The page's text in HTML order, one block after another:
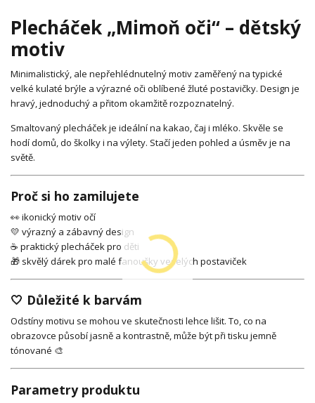
Plecháček „Mimoň oči“ – dětský
motiv
Minimalistický, ale nepřehlédnutelný motiv zaměřený na typické
velké kulaté brýle a výrazné oči oblíbené žluté postavičky. Design je
hravý, jednoduchý a přitom okamžitě rozpoznatelný.
Smaltovaný plecháček je ideální na kakao, čaj i mléko. Skvěle se
hodí domů, do školky i na výlety. Stačí jeden pohled a úsměv je na
světě.
Proč si ho zamilujete
👀 ikonický motiv očí
💛 výrazný a zábavný design
☕ praktický plecháček pro děti
🎁 skvělý dárek pro malé fanoušky veselých postaviček
🤍 Důležité k barvám
Odstíny motivu se mohou ve skutečnosti lehce lišit. To, co na
obrazovce působí jasně a kontrastně, může být při tisku jemně
tónované 🎨
Parametry produktu